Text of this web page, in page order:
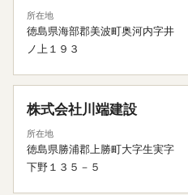
所在地
徳島県海部郡美波町奥河内字井
ノ上１９３
株式会社川端建設
所在地
徳島県勝浦郡上勝町大字生実字
下野１３５－５